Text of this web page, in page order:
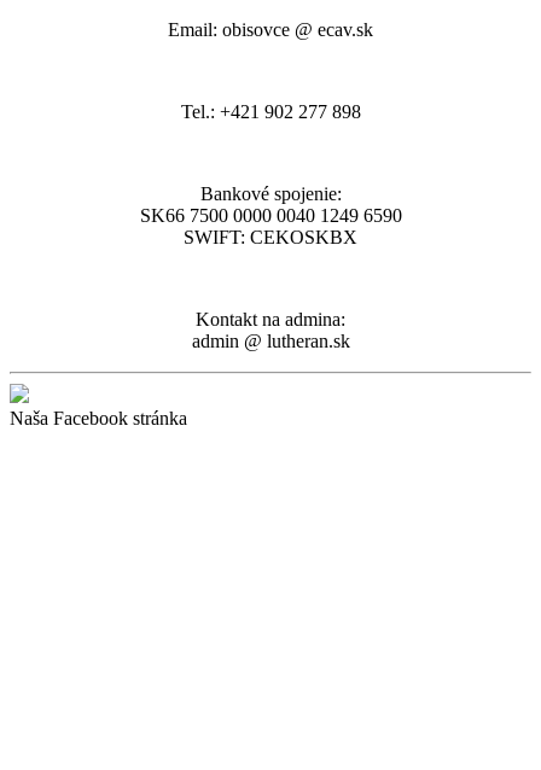
Email: obisovce @ ecav.sk
Tel.: +421 902 277 898
Bankové spojenie:
SK66 7500 0000 0040 1249 6590
SWIFT: CEKOSKBX
Kontakt na admina:
admin @ lutheran.sk
Naša Facebook stránka